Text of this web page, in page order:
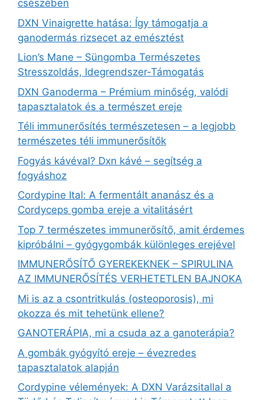
csészében
DXN Vinaigrette hatása: Így támogatja a
ganodermás rizsecet az emésztést
Lion’s Mane – Süngomba Természetes
Stresszoldás, Idegrendszer‑Támogatás
DXN Ganoderma – Prémium minőség, valódi
tapasztalatok és a természet ereje
Téli immunerősítés természetesen – a legjobb
természetes téli immunerősítők
Fogyás kávéval? Dxn kávé – segítség a
fogyáshoz
Cordypine Ital: A fermentált ananász és a
Cordyceps gomba ereje a vitalitásért
Top 7 természetes immunerősítő, amit érdemes
kipróbálni – gyógygombák különleges erejével
IMMUNERŐSÍTŐ GYEREKEKNEK – SPIRULINA
AZ IMMUNERŐSÍTÉS VERHETETLEN BAJNOKA
Mi is az a csontritkulás (osteoporosis), mi
okozza és mit tehetünk ellene?
GANOTERÁPIA, mi a csuda az a ganoterápia?
A gombák gyógyító ereje – évezredes
tapasztalatok alapján
Cordypine vélemények: A DXN Varázsitallal a